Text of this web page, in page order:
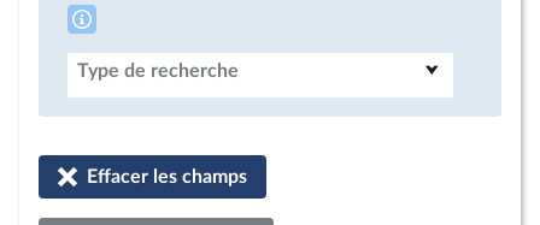
Type de recherche
Effacer les champs